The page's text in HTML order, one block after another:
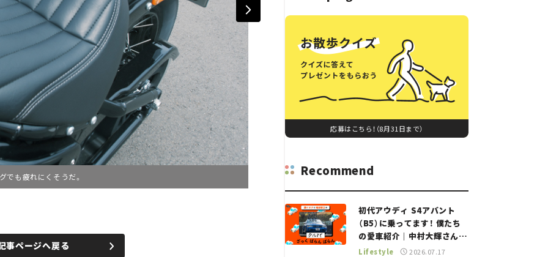
でも疲れにくそうだ。
事ページへ戻る
応募はこちら！（8月31日まで）
Recommend
初代アウディ S4アバント
（B5）に乗ってます！ 僕たち
の愛車紹介｜中村大輝さん
——瀬イオナと嶋田智之の
Lifestyle 2026.07.17